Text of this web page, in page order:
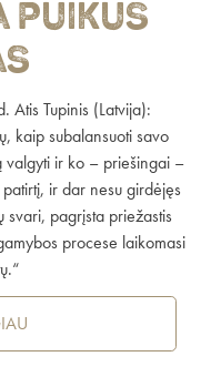
puikus
Atis Tupinis (Latvija):
kaip subalansuoti savo
valgyti ir ko – priešingai –
ir dar nesu girdėjęs
svari, pagrįsta priežastis
procese laikomasi